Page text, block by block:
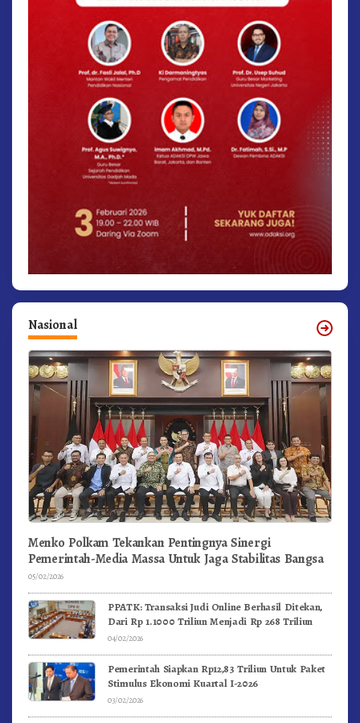
Nasional
Menko Polkam Tekankan Pentingnya Sinergi
Pemerintah-Media Massa Untuk Jaga Stabilitas Bangsa
05/02/2026
PPATK: Transaksi Judi Online Berhasil Ditekan,
Dari Rp 1.1000 Triliun Menjadi Rp 268 Triliun
04/02/2026
Pemerintah Siapkan Rp12,83 Triliun Untuk Paket
Stimulus Ekonomi Kuartal I-2026
03/02/2026